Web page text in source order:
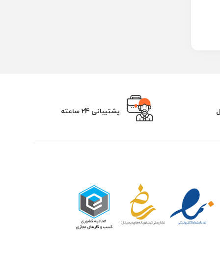
پشتیبانی 24 ساعته